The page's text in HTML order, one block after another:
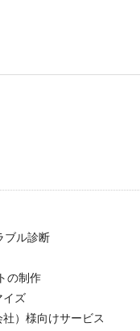
ブル診断
の制作
イズ
）様向けサービス